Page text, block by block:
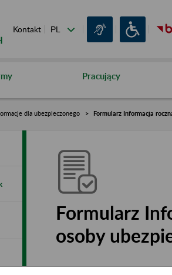
Kontakt
Pracujący
dla ubezpieczonego Formularz Informacja
Formularz
osoby